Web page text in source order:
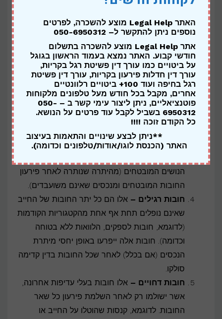
בית המשפט, הוצאות שמירה על נכסים ועוד.
הוצאות אלו מקבלות עדיפות ראשונה, שכן בלעדיהן
לא ניתן יהיה לנהל את ההליך ולממש את הנכסים.
נושים מובטחים –אלו נושים שהחוב כלפיהם
מובטח על ידי שיעבוד ספציפי על נכס מסוים של
החייב (לדוגמא, בנק שיש לו משכנתא על דירה או
ספק שיש לו משכון על ציוד מסוים). נושים אלו
זכאים להיפרע ממימוש הנכס המשועבד, עד לגובה
החוב המובטח. אם מימוש הנכס אינו מכסה את
חובות בדין קדימה-אלו הם חובות אשר זוכים
הנושים המובטחים (מהיתרה שנותרה לאחר פירעון
החובות המובטחים ומנכסים שאינם משועבדים).
חובות רגילים – אלו הם כל יתר החובות של החייב
שאינם נופלים תחת אף אחת מהקטגוריות הקודמות
(לדוגמא, חובות לספקים, הלוואות ללא בטוחה
וכדומה). חובות אלה ייפרעו באופן יחסי מיתרת
הנכסים (אם בכלל) לאחר שכל החובות בדין קדימה
סולקו.
חובות דחויים – אלו חובות בעלי עדיפות אחרונה,
אשר ישולמו רק לאחר השלמת פירעון כל שאר
החובות. לדוגמא, קנסות שהוטלו על החייב או
האתר Legal Help מוצע להשכרה,
לפרטים
נוספים ניתן להתקשר ל– 050-6950312
אתר Legal Help מוצע להשכרה בתשלום
חודשי קבוע. האתר נמצא בעמוד הראשון בגוגל
על ביטויים כמו עורך דין פשיטת רגל בקריות,
עורך דין חדלות פירעון בקריות, עורך דין פשיטת
רגל בחיפה ועוד 100+ ביטויים רלוונטיים
אחרים, מקבל בכל חודש מעל טלפונים מלקוחות
פוטנציאליים, ניתן ליצור עימי קשר ב – 050-
6950312 בשביל לקבל עוד פרטים על הנושא.
כל הקודם זוכה !!!!
**ניתן לבצע שינויים והתאמות בעיצוב
האתר (הכנסת לוגו/אודות/טלפונים וכדומה).